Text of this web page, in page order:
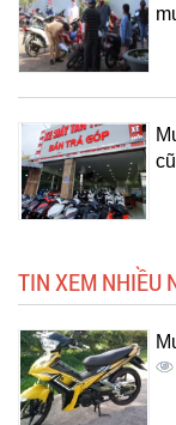
TIN XEM NHIỀU